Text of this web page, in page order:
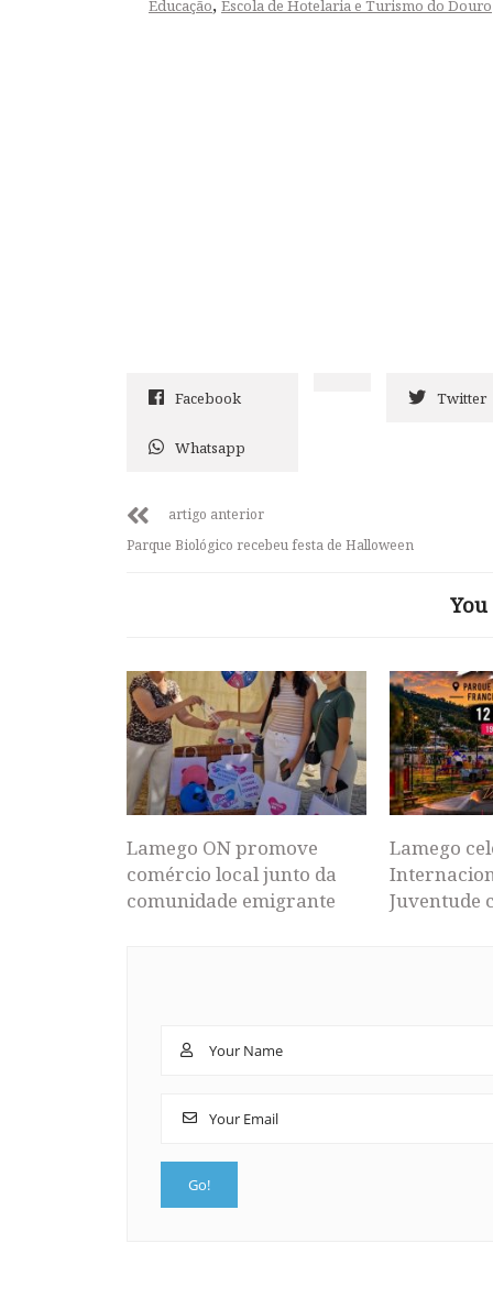
Educação, Escola de Hotelaria e Turismo do Douro
Facebook Twitter
Whatsapp
artigo anterior
Parque Biológico recebeu festa de Halloween
Lamego ON promove
comércio local junto da
comunidade emigrante
Lamego
Juventude